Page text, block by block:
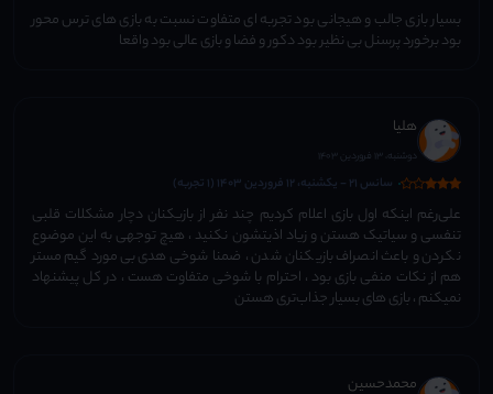
بسیار بازی جالب و هیجانی بود تجربه ای متفاوت نسبت به بازی های ترس محور
بود برخورد پرسنل بی نظیر بود دکور و فضا و بازی عالی بود واقعا
هلیا
دوشنبه، 13 فروردین 1403
سانس 21 - یکشنبه، 12 فروردین 1403 (1 تجربه)
علی‌رغم اینکه اول بازی اعلام کردیم چند نفر از بازیکنان دچار مشکلات قلبی
تنفسی و سیاتیک هستن و زیاد اذیتشون نکنید ، هیچ توجهی به این موضوع
نکردن و باعث انصراف بازیکنان شدن ، ضمنا شوخی هدی بی‌مورد گیم مستر
هم از نکات منفی بازی بود ، احترام با شوخی متفاوت هست ، در کل پیشنهاد
نمیکنم ، بازی های بسیار جذاب‌تری هستن
محمدحسین